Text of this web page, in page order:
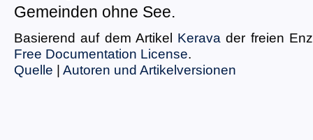
Gemeinden ohne See.
Basierend auf dem Artikel Kerava der freien
Free Documentation License.
Quelle | Autoren und Artikelversionen